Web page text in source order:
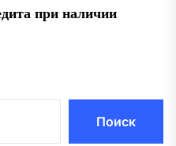
при наличии
Поиск